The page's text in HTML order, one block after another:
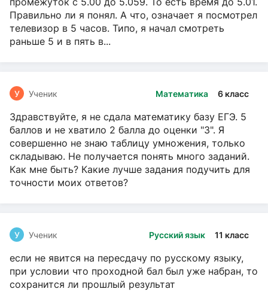
Правильно ли я понял. А что, означает я посмотрел
телевизор в 5 часов. Типо, я начал смотреть
раньше 5 и в пять в...
Математика 6 класс
У Ученик
Здравствуйте, я не сдала математику базу ЕГЭ. 5
баллов и не хватило 2 балла до оценки "3". Я
совершенно не знаю таблицу умножения, только
складываю. Не получается понять много заданий.
Как мне быть? Какие лучше задания подучить для
точности моих ответов?
Русский язык 11 класс
У Ученик
если не явится на пересдачу по русскому языку,
при условии что проходной бал был уже набран, то
сохранится ли прошлый результат